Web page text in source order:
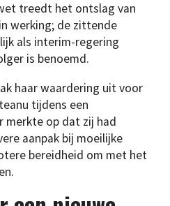
treedt het ontslag van
werking; de zittende
als interim-regering
is benoemd.
haar waardering uit voor
tijdens een
merkte op dat zij had
aanpak bij moeilijke
bereidheid om met het